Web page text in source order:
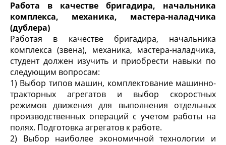
Работа в качестве бригадира, начальника
комплекса, механика, мастера-наладчика
(дублера)
Работая в качестве бригадира, начальника
комплекса (звена), механика, мастера-наладчика,
студент должен изучить и приобрести навыки по
следующим вопросам:
1) Выбор типов машин, комплектование машинно-
тракторных агрегатов и выбор скоростных
режимов движения для выполнения отдельных
производственных операций с учетом работы на
полях. Подготовка агрегатов к работе.
2) Выбор наиболее экономичной технологии и